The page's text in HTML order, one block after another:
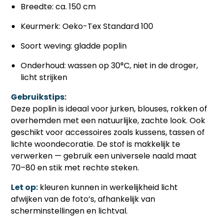
Breedte: ca. 150 cm
Keurmerk: Oeko-Tex Standard 100
Soort weving: gladde poplin
Onderhoud: wassen op 30°C, niet in de droger,
licht strijken
Gebruikstips:
Deze poplin is ideaal voor jurken, blouses, rokken of
overhemden met een natuurlijke, zachte look. Ook
geschikt voor accessoires zoals kussens, tassen of
lichte woondecoratie. De stof is makkelijk te
verwerken — gebruik een universele naald maat
70–80 en stik met rechte steken.
Let op: kleuren kunnen in werkelijkheid licht
afwijken van de foto’s, afhankelijk van
scherminstellingen en lichtval.